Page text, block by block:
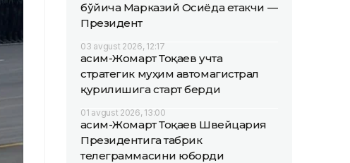
бўйича Марказий Осиёда етакчи —
Президент
03 avgust 2026, 12:17
Қасим-Жомарт Тоқаев учта
стратегик муҳим автомагистрал
қурилишига старт берди
01 avgust 2026, 13:00
Қасим-Жомарт Тоқаев Швейцария
Президентига табрик
телеграммасини юборди